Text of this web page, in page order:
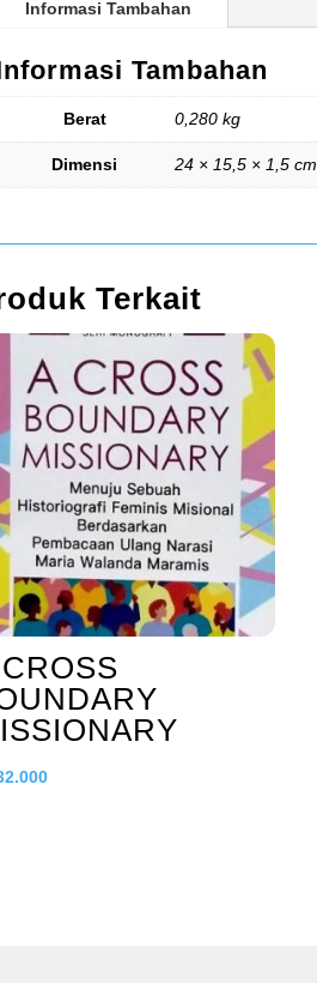
Informasi Tambahan
Tambahan
Berat 0,280 kg
Dimensi 24 × 15,5 × 1,5 cm
Terkait